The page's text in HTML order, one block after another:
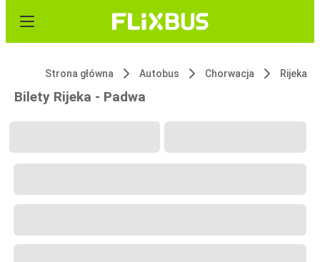
Strona główna Autobus Chorwacja Rijeka
Bilety Rijeka - Padwa